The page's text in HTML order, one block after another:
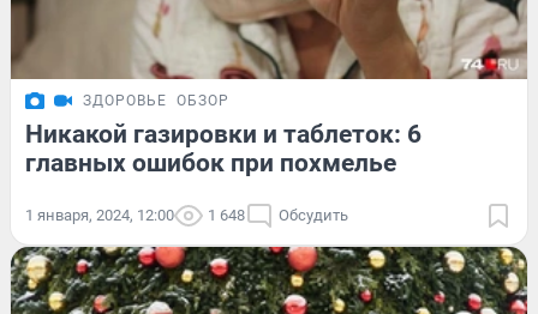
ЗДОРОВЬЕ ОБЗОР
Никакой газировки и таблеток: 6
главных ошибок при похмелье
1 января, 2024, 12:00 1 648 Обсудить